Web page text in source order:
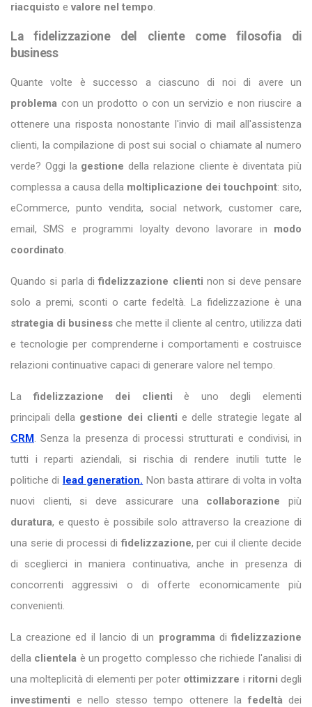
riacquisto e valore nel tempo.
La fidelizzazione del cliente come filosofia di
business
Quante volte è successo a ciascuno di noi di avere un
problema con un prodotto o con un servizio e non riuscire a
ottenere una risposta nonostante l'invio di mail all'assistenza
clienti, la compilazione di post sui social o chiamate al numero
verde? Oggi la gestione della relazione cliente è diventata più
complessa a causa della moltiplicazione dei touchpoint: sito,
eCommerce, punto vendita, social network, customer care,
email, SMS e programmi loyalty devono lavorare in modo
coordinato.
Quando si parla difidelizzazione clienti non si deve pensare
solo a premi, sconti o carte fedeltà. La fidelizzazione è una
strategia di business che mette il cliente al centro, utilizza dati
e tecnologie per comprenderne i comportamenti e costruisce
relazioni continuative capaci di generare valore nel tempo.
Lafidelizzazione dei clienti è uno degli elementi
principali della gestione dei clienti e delle strategie legate al
CRM. Senza la presenza di processi strutturati e condivisi, in
tutti i reparti aziendali, si rischia di rendere inutili tutte le
politiche di lead generation. Non basta attirare di volta in volta
nuovi clienti, si deve assicurare una collaborazione più
duratura, e questo è possibile solo attraverso la creazione di
una serie di processi difidelizzazione, per cui il cliente decide
di sceglierci in maniera continuativa, anche in presenza di
concorrenti aggressivi o di offerte economicamente più
convenienti.
La creazione ed il lancio di un programmadifidelizzazione
della clientela è un progetto complesso che richiede l'analisi di
una molteplicità di elementi per poter ottimizzare i ritorni degli
investimenti e nello stesso tempo ottenere lafedeltàdei